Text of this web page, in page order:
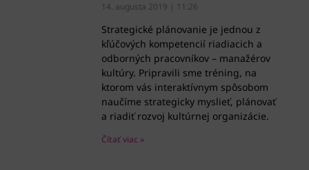
14. augusta 2019 11:26
Strategické plánovanie je jednou z
kľúčových kompetencií riadiacich a
odborných pracovníkov – manažérov
kultúry. Pripravili sme tréning, na
ktorom vás interaktívnym spôsobom
naučíme strategicky myslieť, plánovať
a riadiť rozvoj kultúrnej organizácie.
Čítať viac »